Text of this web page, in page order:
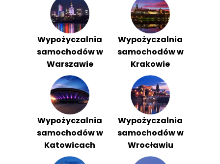
Wypożyczalnia
samochodów w
Warszawie
Wypożyczalnia
samochodów w
Krakowie
Wypożyczalnia
samochodów w
Katowicach
Wypożyczalnia
samochodów w
Wrocławiu